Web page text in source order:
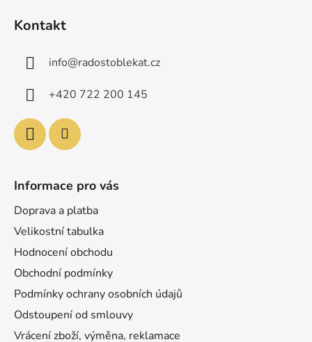
Kontakt
info@radostoblekat.cz
+420 722 200 145
Informace pro vás
Doprava a platba
Velikostní tabulka
Hodnocení obchodu
Obchodní podmínky
Podmínky ochrany osobních údajů
Odstoupení od smlouvy
Vrácení zboží, výměna, reklamace